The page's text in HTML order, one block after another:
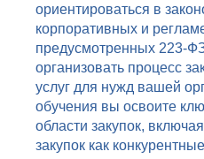
ориентироваться в
корпоративных и
предусмотренных 223-
организовать процесс
услуг для нужд вашей
обучения вы освоите
области закупок,
закупок как